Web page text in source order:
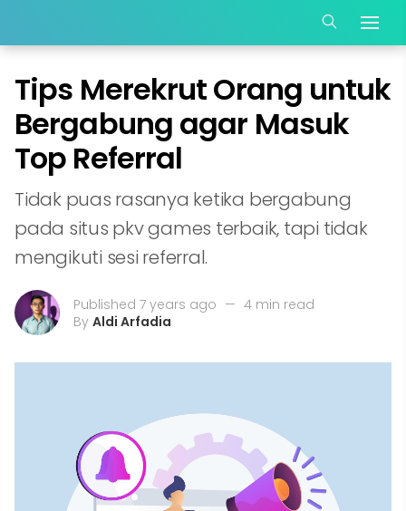
Tips Merekrut Orang untuk
Bergabung agar Masuk
Top Referral
Tidak puas rasanya ketika bergabung
pada situs pkv games terbaik, tapi tidak
mengikuti sesi referral.
Published 7 years ago — 4 min read
By Aldi Arfadia